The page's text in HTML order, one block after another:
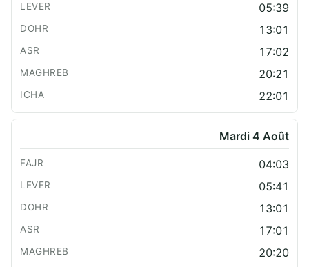
05:39
13:01
17:02
20:21
22:01
Mardi 4 Août
04:03
05:41
13:01
17:01
20:20